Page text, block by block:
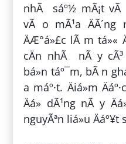
nhÃ sáº½ mÃ¡t vÃ
vÃ o mÃ¹a
ÄÆ°á»£c lÃ m tá»«
cÄn nhÃ nÃ y cÃ³
bá»n táº¯m, bÃ n
a máº·t. Äiá»m
Äá» dÃ¹ng nÃ y
nguyÃªn liá»u